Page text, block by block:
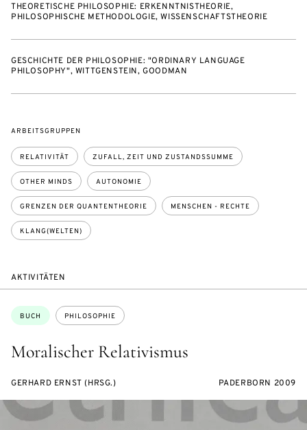
THEORETISCHE PHILOSOPHIE: ERKENNTNISTHEORIE,
PHILOSOPHISCHE METHODOLOGIE, WISSENSCHAFTSTHEORIE
GESCHICHTE DER PHILOSOPHIE: "ORDINARY LANGUAGE
PHILOSOPHY", WITTGENSTEIN, GOODMAN
ARBEITSGRUPPEN
RELATIVITÄT ZUFALL, ZEIT UND ZUSTANDSSUMME
OTHER MINDS AUTONOMIE
GRENZEN DER QUANTENTHEORIE MENSCHEN - RECHTE
KLANG(WELTEN)
AKTIVITÄTEN
Moralischer Relativismus
Themen:
BUCH PHILOSOPHIE
GERHARD ERNST (HRSG.) PADERBORN 2009